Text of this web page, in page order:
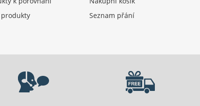
Seznam přání